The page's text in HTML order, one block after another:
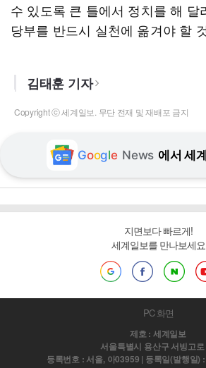
수 있도록 큰 틀에서 정치를 해 달
당부를 반드시 실천에 옮겨야 할
김태훈 기자
Copyright ⓒ 세계일보. 무단 전재 및 재배포 금지
Google News 에서 세
지면보다 빠르게!
세계일보를 만나보세요
PC 화면
제호 : 세계일보
서울특별시 용산구 서빙고로
등록번호 : 서울, 아03959 | 등록일(발행일)